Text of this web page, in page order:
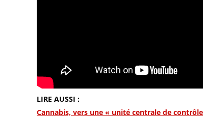
LIRE AUSSI :
Cannabis, vers une « unité centrale de